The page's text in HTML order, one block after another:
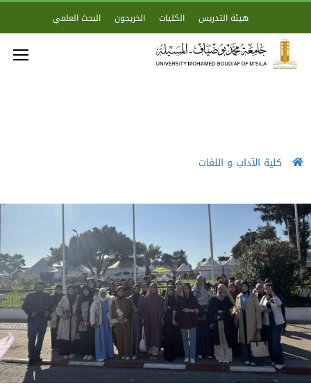
هيئة التدريس الكليات الخريجون البحث العلمي
كلية الآداب و اللغات